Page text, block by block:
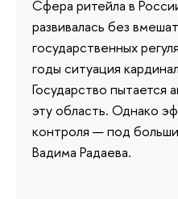
Сфера ритейла в
развивалась без
государственных
годы ситуация
Государство пытается
эту область. Однако
контроля — под
Вадима Радаева.